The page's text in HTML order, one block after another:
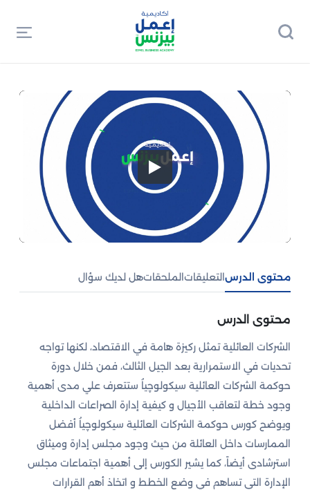
محتوى الدرس التعليقات الملحقاتهل لديك سؤال
محتوى الدرس
الشركات العائلية تمثل ركيزة هامة في الاقتصاد، لكنها تواجه
تحديات في الاستمرارية بعد الجيل الثالث، فمن خلال دورة
حوكمة الشركات العائلية سيكولوچياُ ستتعرف علي مدى أهمية
وجود خطة لتعاقب الأجيال و كيفية إدارة الصراعات الداخلية
ويوضح كورس حوكمة الشركات العائلية سيكولوچياُ أفضل
الممارسات داخل العائلة من حيث وجود مجلس إدارة وميثاق
استرشادى أيضاً، كما يشير الكورس إلى أهمية اجتماعات مجلس
الإدارة التى تساهم في وضع الخطط و اتخاذ أهم القرارات